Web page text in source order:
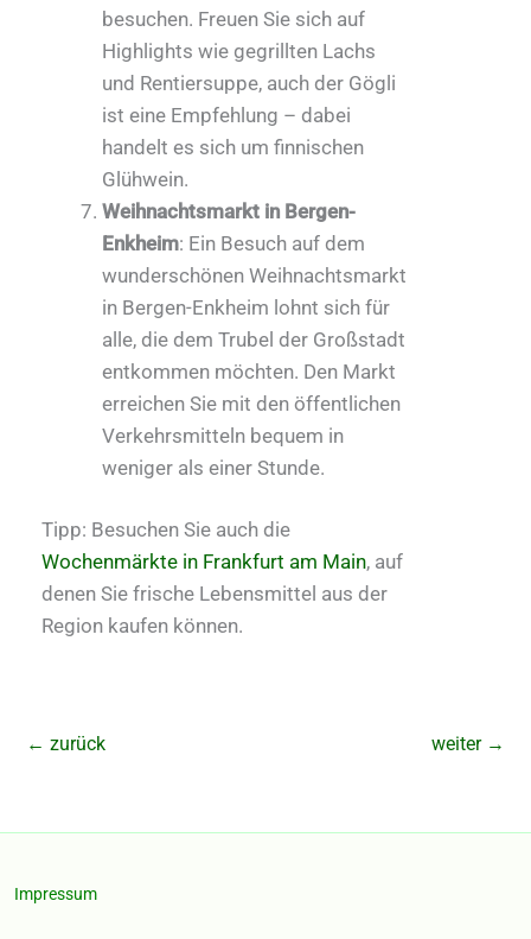
besuchen. Freuen Sie sich auf
Highlights wie gegrillten Lachs
und Rentiersuppe, auch der Gögli
ist eine Empfehlung – dabei
handelt es sich um finnischen
Glühwein.
Weihnachtsmarkt in Bergen-
Enkheim: Ein Besuch auf dem
wunderschönen Weihnachtsmarkt
in Bergen-Enkheim lohnt sich für
alle, die dem Trubel der Großstadt
entkommen möchten. Den Markt
erreichen Sie mit den öffentlichen
Verkehrsmitteln bequem in
weniger als einer Stunde.
Tipp: Besuchen Sie auch die
Wochenmärkte in Frankfurt am Main, auf
denen Sie frische Lebensmittel aus der
Region kaufen können.
← zurück weiter →
Impressum